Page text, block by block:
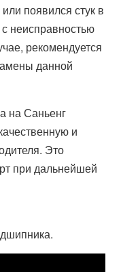
появился стук в
неисправностью
рекомендуется
данной
на Саньенг
и
Это
при дальнейшей